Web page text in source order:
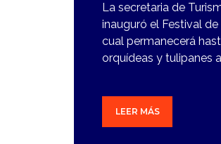
La secretaria de
inauguró el Festival
cual permanecerá
orquídeas y tulipanes
LEER MÁS